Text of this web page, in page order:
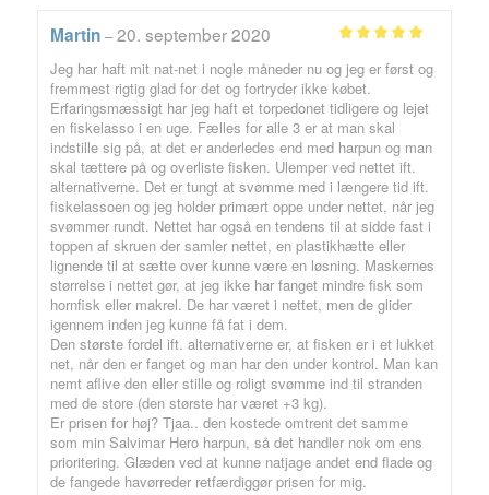
ud af 5
Martin – 20. september 2020
Jeg har haft mit nat-net i nogle måneder nu og jeg er først og
fremmest rigtig glad for det og fortryder ikke købet.
Erfaringsmæssigt har jeg haft et torpedonet tidligere og lejet
en fiskelasso i en uge. Fælles for alle 3 er at man skal
indstille sig på, at det er anderledes end med harpun og man
skal tættere på og overliste fisken. Ulemper ved nettet ift.
alternativerne. Det er tungt at svømme med i længere tid ift.
fiskelassoen og jeg holder primært oppe under nettet, når jeg
svømmer rundt. Nettet har også en tendens til at sidde fast i
toppen af skruen der samler nettet, en plastikhætte eller
lignende til at sætte over kunne være en løsning. Maskernes
størrelse i nettet gør, at jeg ikke har fanget mindre fisk som
hornfisk eller makrel. De har været i nettet, men de glider
igennem inden jeg kunne få fat i dem.
Den største fordel ift. alternativerne er, at fisken er i et lukket
net, når den er fanget og man har den under kontrol. Man kan
nemt aflive den eller stille og roligt svømme ind til stranden
med de store (den største har været +3 kg).
Er prisen for høj? Tjaa.. den kostede omtrent det samme
som min Salvimar Hero harpun, så det handler nok om ens
prioritering. Glæden ved at kunne natjage andet end flade og
de fangede havørreder retfærdiggør prisen for mig.